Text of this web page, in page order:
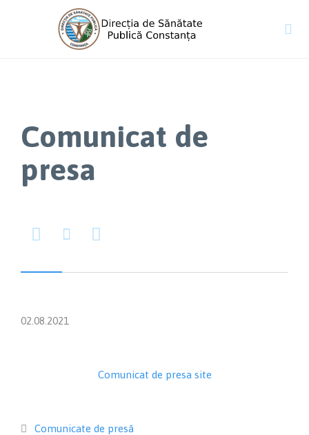

Comunicat de
presa
  
02.08.2021
Comunicat de presa site
 Category
Comunicate de presă